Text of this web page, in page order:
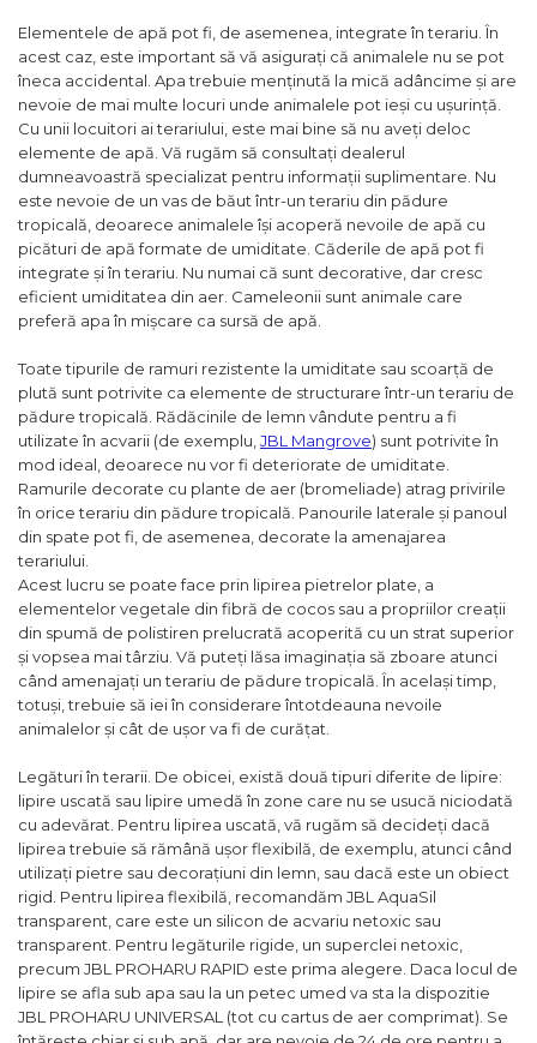
Hrana pesti iazuri
Teste apa iaz
Filtre iaz
Pompe iaz
Incalzitor Iaz
Accesorii iaz
Cai
Toaletare cai
Casti echitatie
Accesorii cai
Elementele de apă pot fi, de asemenea, integrate în terariu. În
acest caz, este important să vă asigurați că animalele nu se pot
îneca accidental. Apa trebuie menținută la mică adâncime și are
nevoie de mai multe locuri unde animalele pot ieși cu ușurință.
Cu unii locuitori ai terariului, este mai bine să nu aveți deloc
elemente de apă. Vă rugăm să consultați dealerul
dumneavoastră specializat pentru informații suplimentare. Nu
este nevoie de un vas de băut într-un terariu din pădure
tropicală, deoarece animalele își acoperă nevoile de apă cu
picături de apă formate de umiditate. Căderile de apă pot fi
integrate și în terariu. Nu numai că sunt decorative, dar cresc
eficient umiditatea din aer. Cameleonii sunt animale care
preferă apa în mișcare ca sursă de apă.
Toate tipurile de ramuri rezistente la umiditate sau scoarță de
plută sunt potrivite ca elemente de structurare într-un terariu de
pădure tropicală. Rădăcinile de lemn vândute pentru a fi
utilizate în acvarii (de exemplu, JBL Mangrove) sunt potrivite în
mod ideal, deoarece nu vor fi deteriorate de umiditate.
Ramurile decorate cu plante de aer (bromeliade) atrag privirile
în orice terariu din pădure tropicală. Panourile laterale și panoul
din spate pot fi, de asemenea, decorate la amenajarea
terariului.
Acest lucru se poate face prin lipirea pietrelor plate, a
elementelor vegetale din fibră de cocos sau a propriilor creații
din spumă de polistiren prelucrată acoperită cu un strat superior
și vopsea mai târziu. Vă puteți lăsa imaginația să zboare atunci
când amenajați un terariu de pădure tropicală. În același timp,
totuși, trebuie să iei în considerare întotdeauna nevoile
animalelor și cât de ușor va fi de curățat.
Legături în terarii. De obicei, există două tipuri diferite de lipire:
lipire uscată sau lipire umedă în zone care nu se usucă niciodată
cu adevărat. Pentru lipirea uscată, vă rugăm să decideți dacă
lipirea trebuie să rămână ușor flexibilă, de exemplu, atunci când
utilizați pietre sau decorațiuni din lemn, sau dacă este un obiect
rigid. Pentru lipirea flexibilă, recomandăm JBL AquaSil
transparent, care este un silicon de acvariu netoxic sau
transparent. Pentru legăturile rigide, un superclei netoxic,
precum JBL PROHARU RAPID este prima alegere. Daca locul de
lipire se afla sub apa sau la un petec umed va sta la dispozitie
JBL PROHARU UNIVERSAL (tot cu cartus de aer comprimat). Se